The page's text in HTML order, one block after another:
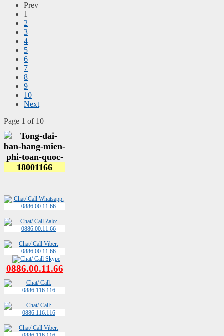
Prev
1
2
3
4
5
6
7
8
9
10
Next
Page 1 of 10
0886.00.11.66